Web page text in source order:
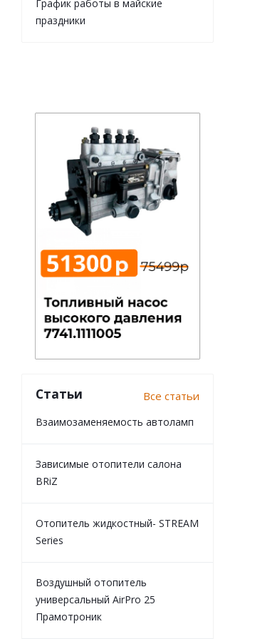
График работы в майские
праздники
Статьи Все статьи
Взаимозаменяемость автоламп
Зависимые отопители салона
BRiZ
Отопитель жидкостный- STREAM
Series
Воздушный отопитель
универсальный AirPro 25
Прамотроник